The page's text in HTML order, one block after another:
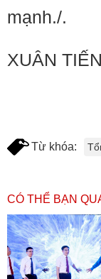
mạnh./.
XUÂN TIẾN
Từ khóa:
CÓ THỂ BẠN